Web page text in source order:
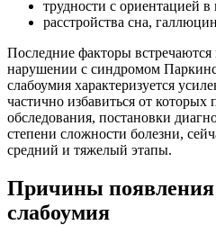
трудности с ориентацией в
расстройства сна,
Последние факторы
нарушении с синдромом
слабоумия характеризуется
частично избавиться от
обследования, постановки
степени сложности болезни,
средний и тяжелый этапы.
Причины появления
слабоумия